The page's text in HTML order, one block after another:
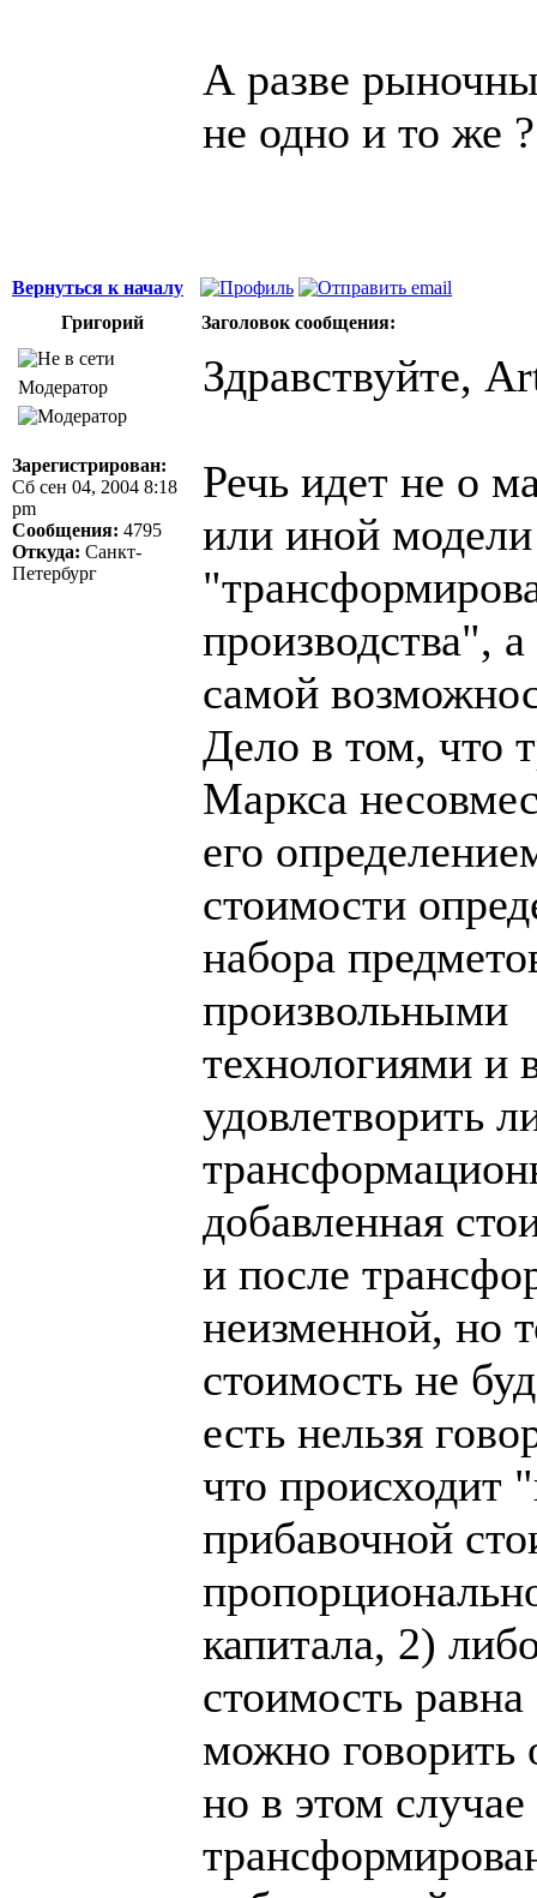
А разве
не одно и то же ?
Вернуться к началу
Григорий
Заголовок сообщения:
Модератор
Зарегистрирован:
Сб сен 04, 2004 8:18
pm
Сообщения: 4795
Откуда: Санкт-
Петербург
Здравствуйте,
Речь идет не о
или иной модели
производства", а
самой
Дело в том, что
Маркса
его
стоимости
набора
произвольными
технологиями
удовлетворить
добавленная
и после
неизменной, но
стоимость не
есть нельзя
что происходит
прибавочной
капитала, 2)
стоимость
можно говорить
но в этом